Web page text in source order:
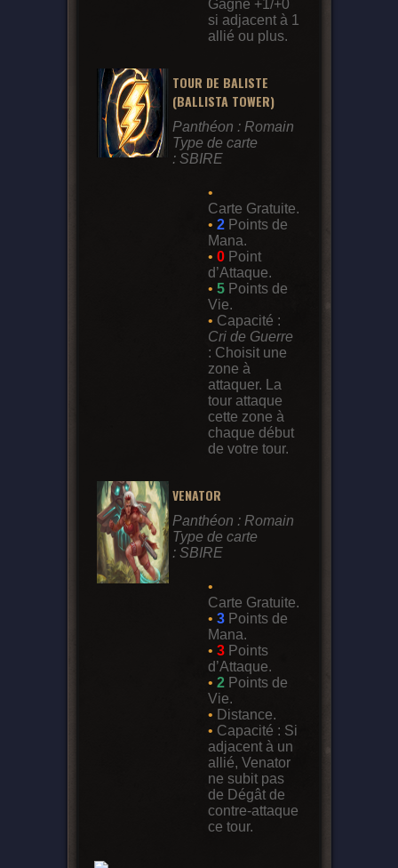
Gagne +1/+0
si adjacent à 1
allié ou plus.
TOUR DE BALISTE
(BALLISTA TOWER)
Panthéon : Romain
Type de carte
: SBIRE
•
Carte Gratuite.
• 2Points de
Mana.
• 0Point
d’Attaque.
• 5Points de
Vie.
• Capacité :
Cri de Guerre
: Choisit une
zone à
attaquer. La
tour attaque
cette zone à
chaque début
de votre tour.
VENATOR
Panthéon : Romain
Type de carte
: SBIRE
•
Carte Gratuite.
• 3Points de
Mana.
• 3Points
d’Attaque.
• 2Points de
Vie.
• Distance.
• Capacité : Si
adjacent à un
allié, Venator
ne subit pas
de Dégât de
contre-attaque
ce tour.